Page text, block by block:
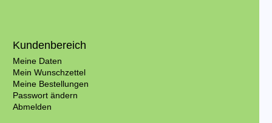
Kundenbereich
Meine Daten
Mein Wunschzettel
Meine Bestellungen
Passwort ändern
Abmelden